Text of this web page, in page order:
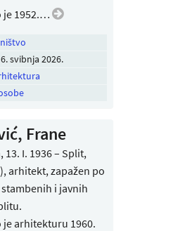
je 1952.…
6. svibnja 2026.
Frane
13. I. 1936 – Split,
arhitekt, zapažen po
i javnih
arhitekturu 1960.